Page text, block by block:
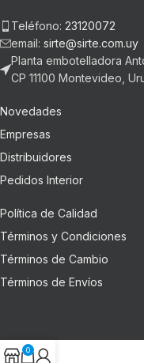
Teléfono: 23120072
email: sirte@sirte.com.uy
Planta embotelladora
CP 11100 Montevideo,
Novedades
Empresas
Distribuidores
Pedidos Interior
Política de Calidad
Términos y Condiciones
Términos de Cambio
Términos de Envíos
0